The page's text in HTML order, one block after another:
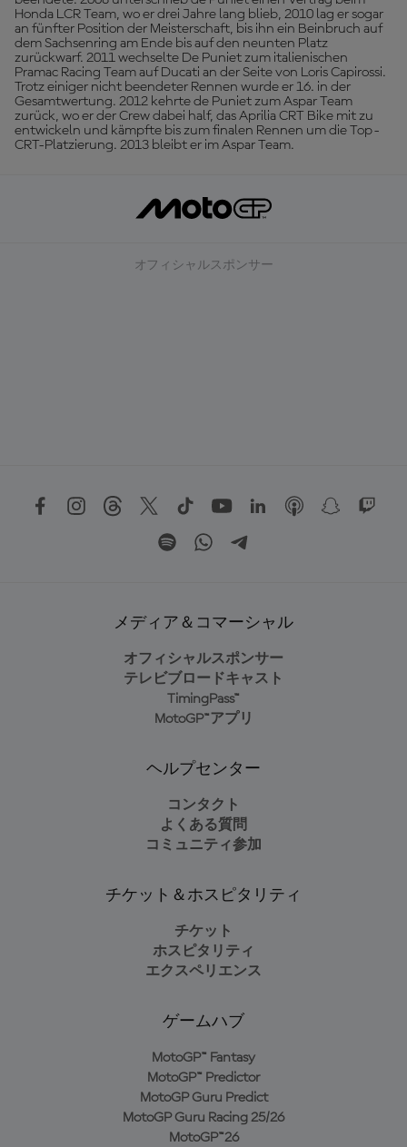
Honda LCR Team, wo er drei Jahre lang blieb, 2010 lag er sogar
an fünfter Position der Meisterschaft, bis ihn ein Beinbruch auf
dem Sachsenring am Ende bis auf den neunten Platz
zurückwarf. 2011 wechselte De Puniet zum italienischen
Pramac Racing Team auf Ducati an der Seite von Loris Capirossi.
Trotz einiger nicht beendeter Rennen wurde er 16. in der
Gesamtwertung. 2012 kehrte de Puniet zum Aspar Team
zurück, wo er der Crew dabei half, das Aprilia CRT Bike mit zu
entwickeln und kämpfte bis zum finalen Rennen um die Top-
CRT-Platzierung. 2013 bleibt er im Aspar Team.
オフィシャルスポンサー
メディア＆コマーシャル
オフィシャルスポンサー
テレビブロードキャスト
TimingPass™
MotoGP™アプリ
ヘルプセンター
コンタクト
よくある質問
コミュニティ参加
チケット＆ホスピタリティ
チケット
ホスピタリティ
エクスペリエンス
ゲームハブ
MotoGP™ Fantasy
MotoGP™ Predictor
MotoGP Guru Predict
MotoGP Guru Racing 25/26
MotoGP™26